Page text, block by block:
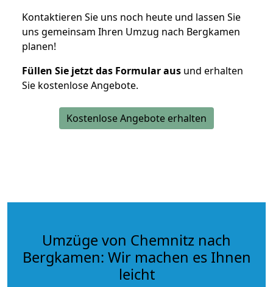
Kontaktieren Sie uns noch heute und lassen Sie
uns gemeinsam Ihren Umzug nach Bergkamen
planen!
Füllen Sie jetzt das Formular aus und erhalten
Sie kostenlose Angebote.
Kostenlose Angebote erhalten
Umzüge von Chemnitz nach
Bergkamen: Wir machen es Ihnen
leicht